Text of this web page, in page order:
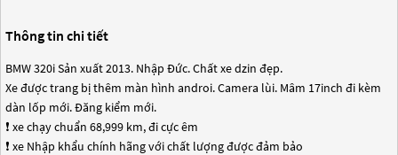
Thông tin chi tiết
BMW 320i Sản xuất 2013. Nhập Đức. Chất xe dzin đẹp.
Xe được trang bị thêm màn hình androi. Camera lùi. Mâm 17inch đi kèm
dàn lốp mới. Đăng kiểm mới.
❗️ xe chạy chuẩn 68,999 km, đi cực êm
❗️ xe Nhập khẩu chính hãng với chất lượng được đảm bảo